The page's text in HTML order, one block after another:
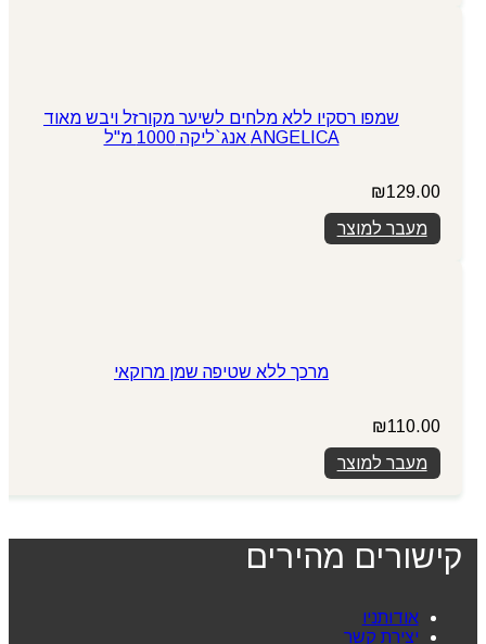
שמפו רסקיו ללא מלחים לשיער מקורזל ויבש מאוד
ANGELICA אנג`ליקה 1000 מ"ל
₪129.00
מעבר למוצר
מרכך ללא שטיפה שמן מרוקאי
₪110.00
מעבר למוצר
קישורים מהירים
אודותניו
יצירת קשר